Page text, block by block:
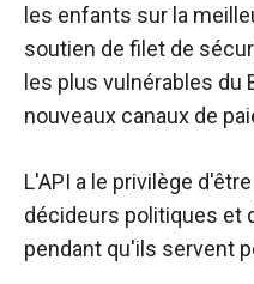
les enfants sur la
soutien de filet de
les plus vulnérables du
nouveaux canaux de
L'API a le privilège
décideurs politiques et
pendant qu'ils servent